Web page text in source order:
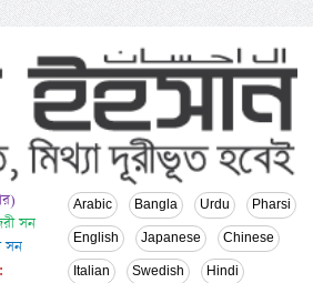
সন
সন
Arabic Bangla Urdu Pharsi
English Japanese Chinese
Italian Swedish Hindi